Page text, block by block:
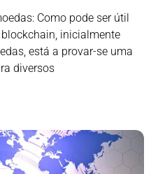
Como pode ser útil
inicialmente
está a provar-se uma
diversos